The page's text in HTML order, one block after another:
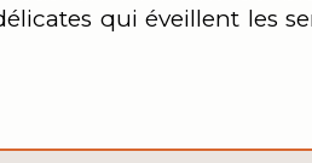
qui éveillent les